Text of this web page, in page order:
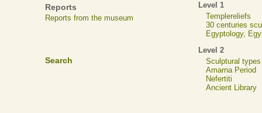
Reports
Reports from the museum
Search
Level 1
Templereliefs
30 centuries
Egyptology,
Level 2
Sculptural types
Amarna Period
Nefertiti
Ancient Library